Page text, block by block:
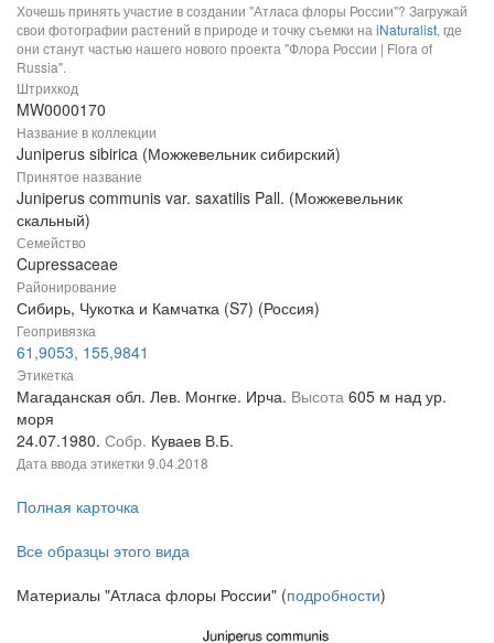
Хочешь принять участие в создании "Атласа флоры России"? Загружай
свои фотографии растений в природе и точку съемки на iNaturalist, где
они станут частью нашего нового проекта "Флора России | Flora of
Russia".
Штрихкод
MW0000170
Название в коллекции
Juniperus sibirica (Можжевельник сибирский)
Принятое название
Juniperus communis var. saxatilis Pall. (Можжевельник
скальный)
Семейство
Cupressaceae
Районирование
Сибирь, Чукотка и Камчатка (S7) (Россия)
Геопривязка
61,9053, 155,9841
Этикетка
Магаданская обл. Лев. Монгке. Ирча. Высота 605 м над ур.
моря
24.07.1980. Собр. Куваев В.Б.
Дата ввода этикетки 9.04.2018
Полная карточка
Все образцы этого вида
Материалы "Атласа флоры России" (подробности)